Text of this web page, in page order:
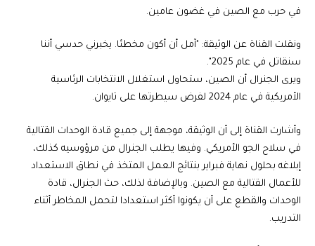
في حرب مع الصين في غضون عامين.
ونقلت القناة عن الوثيقة: "آمل أن أكون مخطئا. يخبرني حدسي أننا
سنقاتل في عام 2025".
ويرى الجنرال أن الصين، ستحاول استغلال الانتخابات الرئاسية
الأمريكية في عام 2024 لفرض سيطرتها على تايوان.
وأشارت القناة إلى أن الوثيقة، موجهة إلى جميع قادة الوحدات القتالية
في سلاح الجو الأمريكي. وفيها يطلب الجنرال من مرؤوسيه كذلك،
إبلاغه بحلول نهاية فبراير بنتائج العمل المتخذ في نطاق الاستعداد
للأعمال القتالية مع الصين. وبالإضافة لذلك، حث الجنرال، قادة
الوحدات والقطع على أن يكونوا أكثر استعدادا لتحمل المخاطر أثناء
التدريب.